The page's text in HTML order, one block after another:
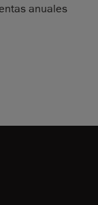
anuales